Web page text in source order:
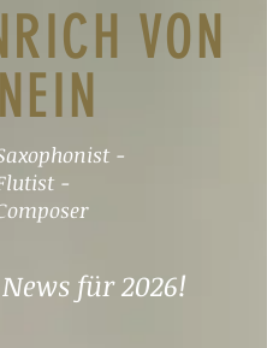
VON
-
-
für 2026!